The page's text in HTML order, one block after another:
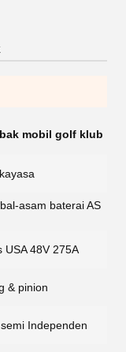
mobil golf klub
asam baterai AS
USA 48V 275A
& pinion
Independen